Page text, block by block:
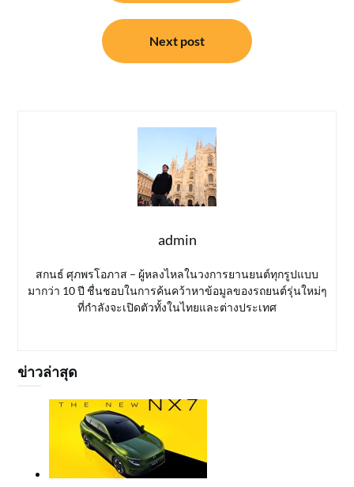
Next post
admin
สกนธ์ ศุภพรโอภาส – ผู้หลงไหลในวงการยานยนต์ทุกรูปแบบ
มากว่า 10 ปี ชื่นชอบในการค้นคว้าหาข้อมูลของรถยนต์รุ่นใหม่ๆ
ที่กำลังจะเปิดตัวทั้งในไทยและต่างประเทศ
ข่าวล่าสุด